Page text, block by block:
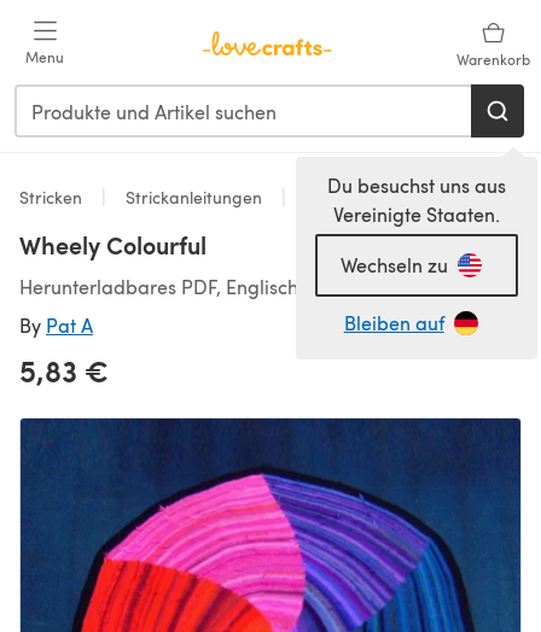
Menu Warenkorb
Du besuchst uns aus
Vereinigte Staaten.
Wechseln zu
Bleiben auf
Stricken Strickanleitungen Decken
Wheely Colourful
Herunterladbares PDF, Englisch
By Pat A
5,83 €